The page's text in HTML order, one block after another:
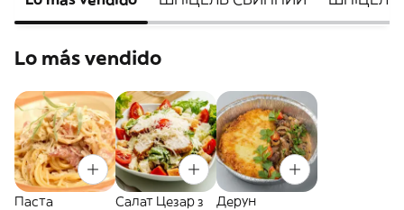
Lo más vendido
Паста
Салат Цезар з
Дерун